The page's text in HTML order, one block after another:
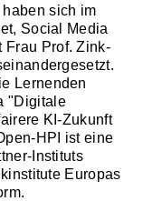
sich im
Social Media
Frau Prof. Zink-
Lernenden
"Digitale
KI-Zukunft
HPI ist eine
Instituts
Europas